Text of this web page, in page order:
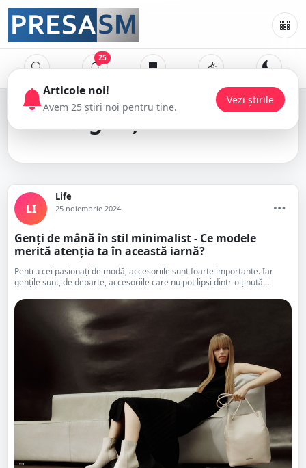
25
genți de damă
LI
Life
25 noiembrie 2024
Genți de mână în stil minimalist - Ce modele
merită atenția ta în această iarnă?
Pentru cei pasionați de modă, accesoriile sunt foarte importante. Iar
gențile sunt, de departe, accesoriile care nu pot lipsi dintr-o ținută...
Articole noi!
Avem 25 știri noi pentru tine.
Vezi știrile